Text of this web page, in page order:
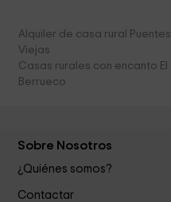
Alquiler de casa rural Puentes
Viejas
Casas rurales con encanto El
Berrueco
Sobre Nosotros
¿Quiénes somos?
Contactar